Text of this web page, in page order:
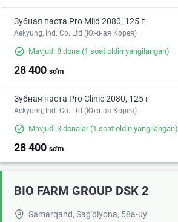
Зубная паста Pro Mild 2080, 125 г
Aekyung, Ind. Co. Ltd (Южная Корея)
Mavjud: 8 dona (1 soat oldin yangilangan)
28 400 so'm
Зубная паста Pro Clinic 2080, 125 г
Aekyung, Ind. Co. Ltd (Южная Корея)
Mavjud: 3 donalar(1 soat oldin yangilangan)
28 400 so'm
BIO FARM GROUP DSK 2
Samarqand, Sag'diyona, 58a-uy